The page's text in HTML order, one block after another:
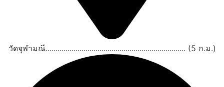
วัดจุฬามณี...................................................................... (5 ก.ม.)